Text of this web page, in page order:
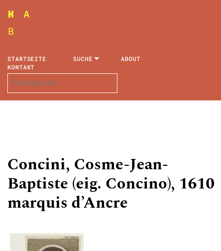
STARTSEITE SUCHE
ABOUT
KONTAKT
Concini, Cosme-Jean-
Baptiste (eig. Concino), 1610
marquis d’Ancre